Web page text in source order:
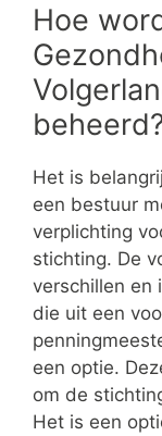
Hoe
Het is
een bestuur
verplichting
stichting. De
verschillen en
die uit een
een optie.
om de
Het is een